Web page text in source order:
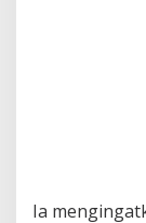
Ia